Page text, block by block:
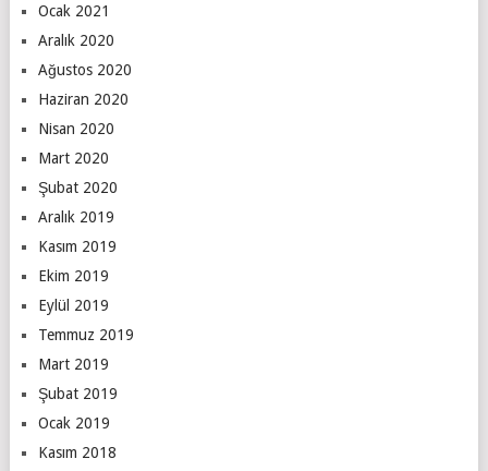
Ocak 2021
Aralık 2020
Ağustos 2020
Haziran 2020
Nisan 2020
Mart 2020
Şubat 2020
Aralık 2019
Kasım 2019
Ekim 2019
Eylül 2019
Temmuz 2019
Mart 2019
Şubat 2019
Ocak 2019
Kasım 2018